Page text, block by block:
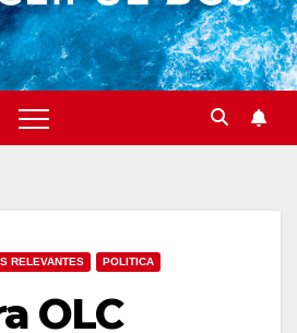
RELEVANTES POLITICA
OLC